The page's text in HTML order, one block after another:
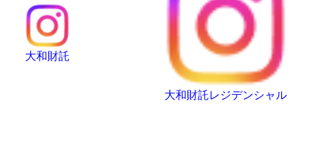
大和財託
大和財託レジデンシャル